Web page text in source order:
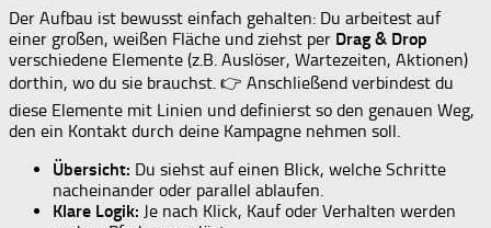
Der Aufbau ist bewusst einfach gehalten: Du arbeitest auf
einer großen, weißen Fläche und ziehst per Drag & Drop
verschiedene Elemente (z.B. Auslöser, Wartezeiten, Aktionen)
dorthin, wo du sie brauchst. 👉 Anschließend verbindest du
diese Elemente mit Linien und definierst so den genauen Weg,
den ein Kontakt durch deine Kampagne nehmen soll.
Übersicht: Du siehst auf einen Blick, welche Schritte
nacheinander oder parallel ablaufen.
Klare Logik: Je nach Klick, Kauf oder Verhalten werden